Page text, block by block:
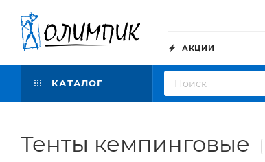
АКЦИИ
КАТАЛОГ
Тенты кемпинговые